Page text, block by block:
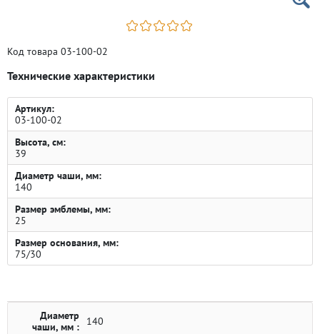
Код товара 03-100-02
Технические характеристики
Артикул:
03-100-02
Высота, см:
39
Диаметр чаши, мм:
140
Размер эмблемы, мм:
25
Размер основания, мм:
75/30
Диаметр
чаши, мм :
140